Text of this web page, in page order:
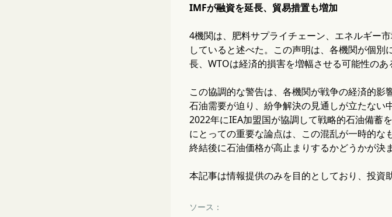
IMFが融資を延長、貿易措置も増加
4機関は、肥料サプライチェーン、エネルギー
していると述べた。この声明は、各機関が個
長、WTOは経済的損害を増幅させる可能性のあ
この協調的な警告は、各機関が戦争の経済的
石油需要が迫り、紛争解決の見通しが立たない
2022年にIEA加盟国が協調して戦略的石油備蓄
にとっての重要な論点は、この混乱が一時的
終結後に石油価格が高止まりするかどうかが決ま
本記事は情報提供のみを目的としており、投資
ソース：